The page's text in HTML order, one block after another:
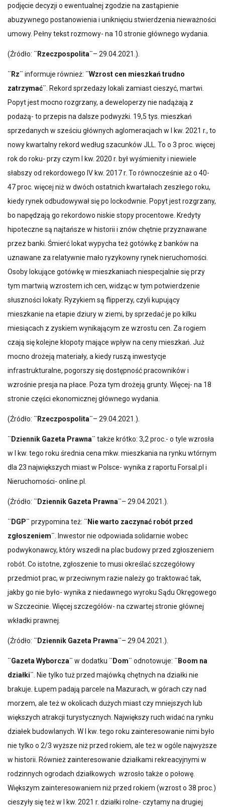
podjęcie decyzji o ewentualnej zgodzie na zastąpienie
abuzywnego postanowienia i uniknięciu stwierdzenia nieważności
umowy. Pełny tekst rozmowy- na 10 stronie głównego wydania.
(Źródło: ¨Rzeczpospolita¨– 29.04.2021.).
¨Rz¨ informuje również: ¨Wzrost cen mieszkań trudno
zatrzymać¨ . Rekord sprzedaży lokali zamiast cieszyć, martwi.
Popyt jest mocno rozgrzany, a deweloperzy nie nadążają z
podażą- to przepis na dalsze podwyżki. 19,5 tys. mieszkań
sprzedanych w sześciu głównych aglomeracjach w I kw. 2021 r., to
nowy kwartalny rekord według szacunków JLL. To o 3 proc. więcej
rok do roku- przy czym I kw. 2020 r. był wyśmienity i niewiele
słabszy od rekordowego IV kw. 2017 r. To równocześnie aż o 40-
47 proc. więcej niż w dwóch ostatnich kwartałach zeszłego roku,
kiedy rynek odbudowywał się po lockodwnie. Popyt jest rozgrzany,
bo napędzają go rekordowo niskie stopy procentowe. Kredyty
hipoteczne są najtańsze w historii i znów chętnie przyznawane
przez banki. Śmierć lokat wypycha też gotówkę z banków na
uznawane za relatywnie mało ryzykowny rynek nieruchomości.
Osoby lokujące gotówkę w mieszkaniach niespecjalnie się przy
tym martwią wzrostem ich cen, widząc w tym potwierdzenie
słuszności lokaty. Ryzykiem są flipperzy, czyli kupujący
mieszkanie na etapie dziury w ziemi, by sprzedać je po kilku
miesiącach z zyskiem wynikającym ze wzrostu cen. Za rogiem
czają się kolejne kłopoty mające wpływ na ceny mieszkań. Już
mocno drożeją materiały, a kiedy ruszą inwestycje
infrastrukturalne, pogorszy się dostępność pracowników i
wzrośnie presja na płace. Poza tym drożeją grunty. Więcej- na 18
stronie części ekonomicznej głównego wydania.
(Źródło: ¨Rzeczpospolita¨– 29.04.2021.).
¨Dziennik Gazeta Prawna¨ także krótko: 3,2 proc.- o tyle wzrosła
w I kw. tego roku średnia cena mkw. mieszkania na rynku wtórnym
dla 23 największych miast w Polsce- wynika z raportu Forsal.pl i
Nieruchomości- online.pl.
(Źródło: ¨Dziennik Gazeta Prawna¨– 29.04.2021.).
¨DGP¨ przypomina też: ¨Nie warto zaczynać robót przed
zgłoszeniem¨ . Inwestor nie odpowiada solidarnie wobec
podwykonawcy, który wszedł na plac budowy przed zgłoszeniem
robót. Co istotne, zgłoszenie to musi określać szczegółowy
przedmiot prac, w przeciwnym razie należy go traktować tak,
jakby go nie było- wynika z niedawnego wyroku Sądu Okręgowego
w Szczecinie. Więcej szczegółów- na czwartej stronie głównej
wkładki prawnej.
(Źródło: ¨Dziennik Gazeta Prawna¨– 29.04.2021.).
¨Gazeta Wyborcza¨ w dodatku ¨Dom¨ odnotowuje: ¨Boom na
działki¨ . Nie tylko tuż przed majówką chętnych na działki nie
brakuje. Łupem padają parcele na Mazurach, w górach czy nad
morzem, ale też w okolicach dużych miast czy mniejszych lub
większych atrakcji turystycznych. Największy ruch widać na rynku
działek budowlanych. W I kw. tego roku zainteresowanie nimi było
nie tylko o 2/3 wyższe niż przed rokiem, ale też w ogóle najwyższe
w historii. Również zainteresowanie działkami rekreacyjnymi w
rodzinnych ogrodach działkowych wzrosło także o połowę.
Większym zainteresowaniem niż przed rokiem (wzrost o 38 proc.)
cieszyły się też w I kw. 2021 r. działki rolne- czytamy na drugiej